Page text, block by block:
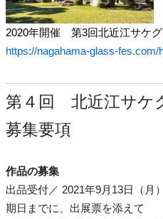
2020年開催 第3回北近江サケ
https://nagahama-glass-fes.com/
第４回 北近江サケ
募集要項
作品の募集
出品受付／ 2021年9月13日（月
期日までに、出展票を添えて